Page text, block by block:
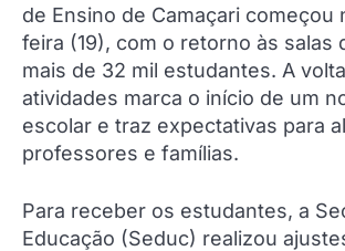
de Ensino de Camaçari começou
feira (19), com o retorno às salas
mais de 32 mil estudantes. A
atividades marca o início de um
escolar e traz expectativas para
professores e famílias.
Para receber os estudantes, a
Educação (Seduc) realizou